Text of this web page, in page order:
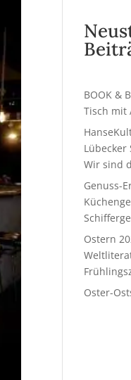
BOOK &
Tisch mit
Lübecker
Wir sind
Genuss-
Ostern
Oster-